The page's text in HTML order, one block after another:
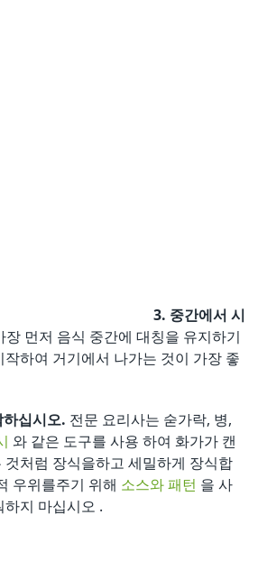
3. 중간에서 시
장 먼저 음식 중간에 대칭을 유지하기
하여 거기에서 나가는 것이 가장 좋
십시오. 전문 요리사는 숟가락, 병,
와 같은 도구를 사용 하여 화가가 캔
처럼 장식을하고 세밀하게 장식합
우위를주기 위해 소스와 패턴 을 사
지 마십시오 .